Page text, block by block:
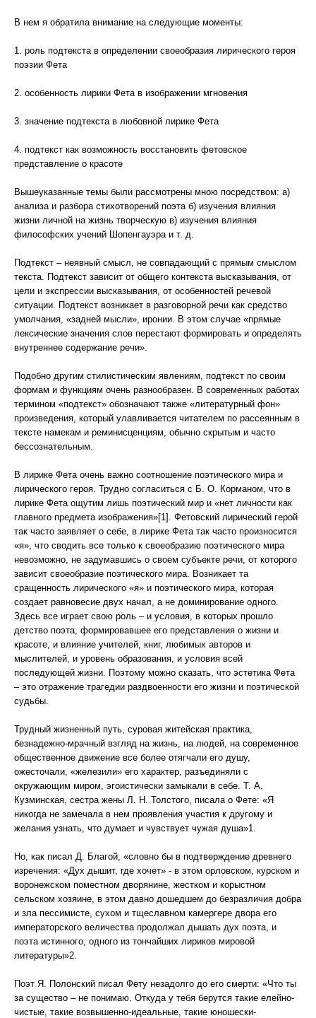
В нем я обратила внимание на следующие моменты:
1. роль подтекста в определении своеобразия лирического героя
поэзии Фета
2. особенность лирики Фета в изображении мгновения
3. значение подтекста в любовной лирике Фета
4. подтекст как возможность восстановить фетовское
представление о красоте
Вышеуказанные темы были рассмотрены мною посредством: а)
анализа и разбора стихотворений поэта б) изучения влияния
жизни личной на жизнь творческую в) изучения влияния
философских учений Шопенгауэра и т. д.
Подтекст – неявный смысл, не совпадающий с прямым смыслом
текста. Подтекст зависит от общего контекста высказывания, от
цели и экспрессии высказывания, от особенностей речевой
ситуации. Подтекст возникает в разговорной речи как средство
умолчания, «задней мысли», иронии. В этом случае «прямые
лексические значения слов перестают формировать и определять
внутреннее содержание речи».
Подобно другим стилистическим явлениям, подтекст по своим
формам и функциям очень разнообразен. В современных работах
термином «подтекст» обозначают также «литературный фон»
произведения, который улавливается читателем по рассеянным в
тексте намекам и реминисценциям, обычно скрытым и часто
бессознательным.
В лирике Фета очень важно соотношение поэтического мира и
лирического героя. Трудно согласиться с Б. О. Корманом, что в
лирике Фета ощутим лишь поэтический мир и «нет личности как
главного предмета изображения»[1]. Фетовский лирический герой
так часто заявляет о себе, в лирике Фета так часто произносится
«я», что сводить все только к своеобразию поэтического мира
невозможно, не задумавшись о своем субъекте речи, от которого
зависит своеобразие поэтического мира. Возникает та
сращенность лирического «я» и поэтического мира, которая
создает равновесие двух начал, а не доминирование одного.
Здесь все играет свою роль – и условия, в которых прошло
детство поэта, формировавшее его представления о жизни и
красоте, и влияние учителей, книг, любимых авторов и
мыслителей, и уровень образования, и условия всей
последующей жизни. Поэтому можно сказать, что эстетика Фета
– это отражение трагедии раздвоенности его жизни и поэтической
судьбы.
Трудный жизненный путь, суровая житейская практика,
безнадежно-мрачный взгляд на жизнь, на людей, на современное
общественное движение все более отягчали его душу,
ожесточали, «железили» его характер, разъединяли с
окружающим миром, эгоистически замыкали в себе. Т. А.
Кузминская, сестра жены Л. Н. Толстого, писала о Фете: «Я
никогда не замечала в нем проявления участия к другому и
желания узнать, что думает и чувствует чужая душа»1.
Но, как писал Д. Благой, «словно бы в подтверждение древнего
изречения: «Дух дышит, где хочет» - в этом орловском, курском и
воронежском поместном дворянине, жестком и корыстном
сельском хозяине, в этом давно дошедшем до безразличия добра
и зла пессимисте, сухом и тщеславном камергере двора его
императорского величества продолжал дышать дух поэта, и
поэта истинного, одного из тончайших лириков мировой
литературы»2.
Поэт Я. Полонский писал Фету незадолго до его смерти: «Что ты
за существо – не понимаю. Откуда у тебя берутся такие елейно-
чистые, такие возвышенно-идеальные, такие юношески-